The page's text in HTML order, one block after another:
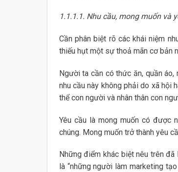
1.1.1.1. Nhu cầu, mong muốn và
Cần phân biệt rõ các khái niệm
thiếu hụt một sự thoả mãn cơ bản
Người ta cần có thức ăn, quần
nhu cầu này không phải do xã hội
thể con người và nhân thân con
Yêu cầu là mong muốn có được
chúng. Mong muốn trở thành yêu
Những điểm khác biệt nêu trên
là “những người làm marketing